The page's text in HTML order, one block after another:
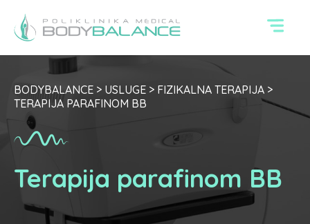
Terapija parafinom BB
BODYBALANCE > USLUGE > FIZIKALNA TERAPIJA >
TERAPIJA PARAFINOM BB